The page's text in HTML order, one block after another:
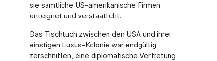
sie sämtliche US-amerikanische Firmen
enteignet und verstaatlicht.
Das Tischtuch zwischen den USA und ihrer
einstigen Luxus-Kolonie war endgültig
zerschnitten, eine diplomatische Vertretung